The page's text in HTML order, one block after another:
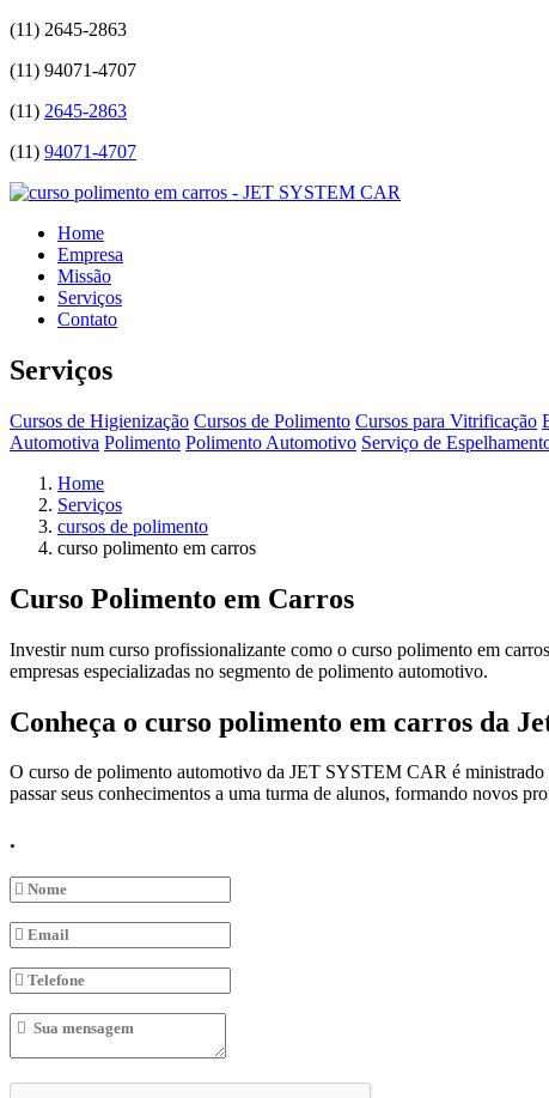
(11) 2645-2863
(11) 94071-4707
(11) 2645-2863
(11) 94071-4707
Home
Empresa
Missão
Serviços
Contato
Serviços
Cursos de Higienização Cursos de Polimento Cursos para Vitrificação
Automotiva Polimento Polimento Automotivo Serviço de
Home
Serviços
cursos de polimento
curso polimento em carros
Curso Polimento em Carros
Investir num curso profissionalizante como o curso polimento em
empresas especializadas no segmento de polimento automotivo.
Conheça o curso polimento em carros da
O curso de polimento automotivo da JET SYSTEM CAR é ministrado
passar seus conhecimentos a uma turma de alunos, formando novos
.